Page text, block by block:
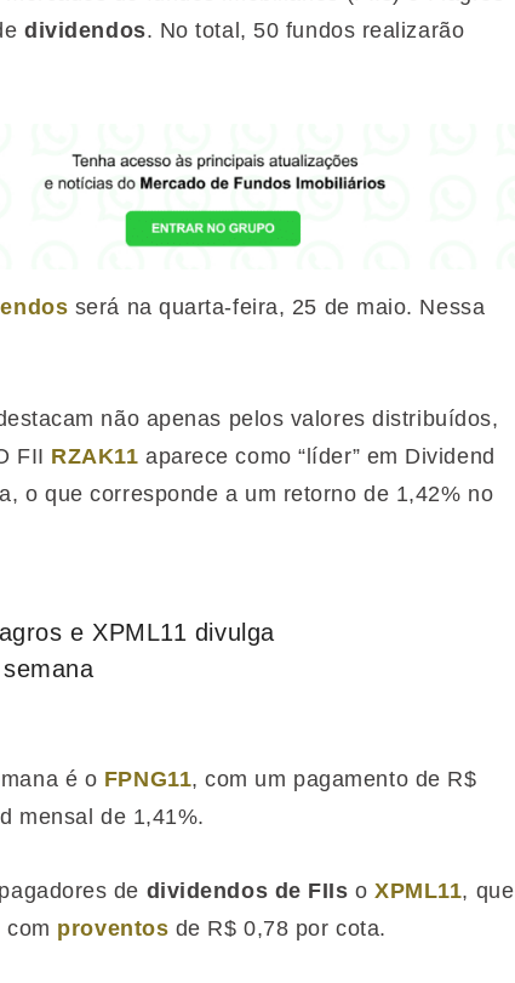
dividendos. No total, 50 fundos realizarão
será na quarta-feira, 25 de maio. Nessa
não apenas pelos valores distribuídos,
FII RZAK11 aparece como “líder” em Dividend
o que corresponde a um retorno de 1,42% no
e XPML11 divulga
é o FPNG11, com um pagamento de R$
mensal de 1,41%.
de dividendos de FIIs oXPML11, que
com proventos de R$ 0,78 por cota.